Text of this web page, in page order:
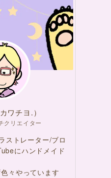
ワチヨ.）
クリエイター
ストレーター/ブロ
にハンドメイド
々やっています